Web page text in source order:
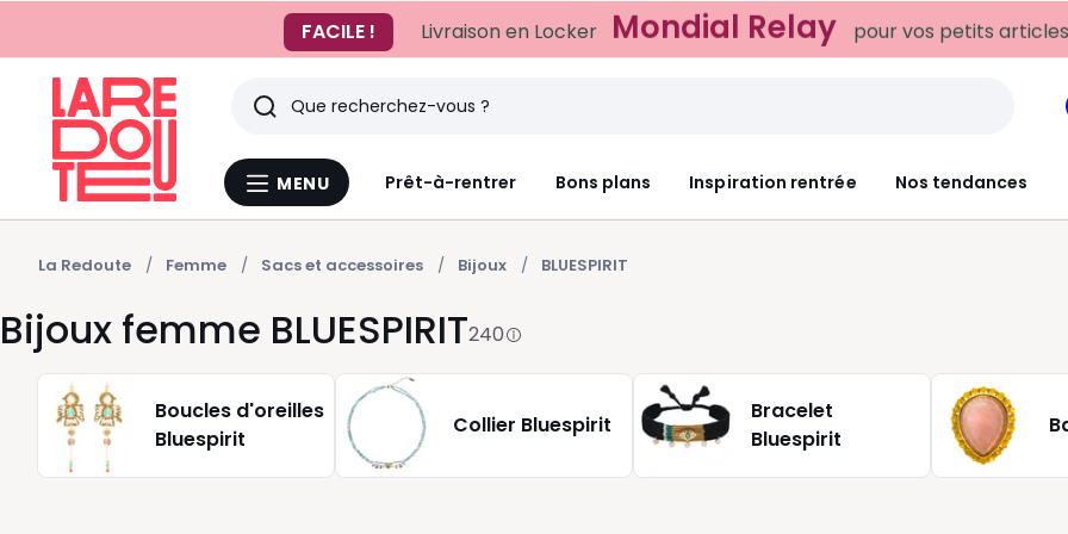
FACILE !
Livraison en Locker Mondial Relay pour vos petits articles
Menu
MENU Prêt-à-rentrer Bons plans Inspiration rentrée Nos tendances
Rechercher
Derniers
articles
vus
La Redoute Femme Sacs et accessoires Bijoux BLUESPIRIT
Bijoux femme BLUESPIRIT240
Boucles d'oreilles
Bluespirit
Collier Bluespirit
Bracelet
Bluespirit